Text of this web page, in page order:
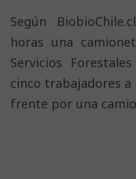
Según
horas una
Servicios
cinco trabajadores
frente por una